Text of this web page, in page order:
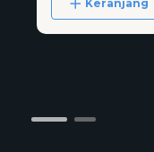
Keranjang